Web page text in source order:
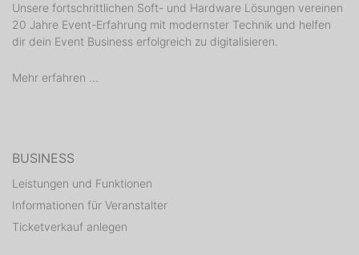
Unsere fortschrittlichen Soft- und Hardware Lösungen vereinen
20 Jahre Event-Erfahrung mit modernster Technik und helfen
dir dein Event Business erfolgreich zu digitalisieren.
Mehr erfahren ...
BUSINESS
Leistungen und Funktionen
Informationen für Veranstalter
Ticketverkauf anlegen